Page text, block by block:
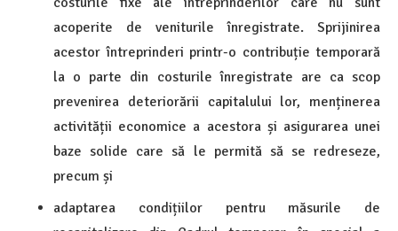
acoperite de veniturile înregistrate. Sprijinirea
acestor întreprinderi printr-o contribuție temporară
la o parte din costurile înregistrate are ca scop
prevenirea deteriorării capitalului lor, menținerea
activității economice a acestora și asigurarea unei
baze solide care să le permită să se redreseze,
precum și
adaptarea condițiilor pentru măsurile de